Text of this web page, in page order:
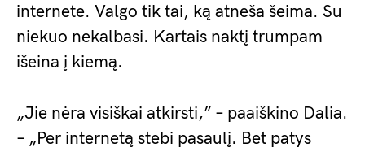
internete. Valgo tik tai, ką atneša šeima. Su
niekuo nekalbasi. Kartais naktį trumpam
išeina į kiemą.
„Jie nėra visiškai atkirsti,” – paaiškino Dalia.
– „Per internetą stebi pasaulį. Bet patys